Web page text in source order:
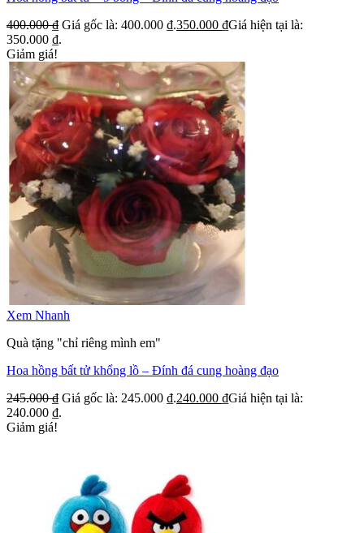
400.000₫ Giá gốc là: 400.000 ₫.350.000 ₫Giá hiện tại là:
350.000 ₫.
Giảm giá!
Xem Nhanh
Quà tặng "chỉ riêng mình em"
Hoa hồng bất tử khổng lồ – Đính đá cung hoàng đạo
245.000₫ Giá gốc là: 245.000 ₫.240.000 ₫Giá hiện tại là:
240.000 ₫.
Giảm giá!